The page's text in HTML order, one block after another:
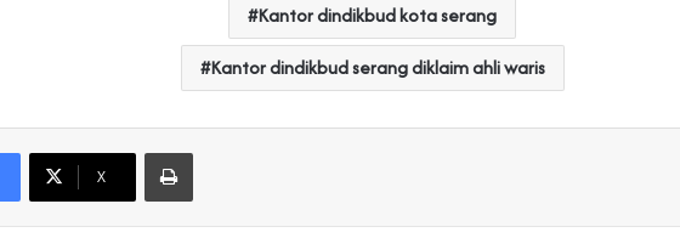
Kantor dindikbud kota serang
Kantor dindikbud serang diklaim ahli waris
X
Print